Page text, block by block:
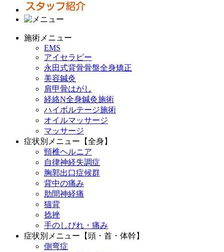
施術メニュー
EMS
アイセラピー
永田式背骨骨盤全身矯正
美容鍼灸
肩甲骨はがし
経絡N全身鍼灸施術
ハイボルテージ施術
オイルマッサージ
マッサージ
症状別メニュー【全身】
頸椎ヘルニア
自律神経失調症
胸郭出口症候群
背中の痛み
肋間神経痛
猫背
捻挫
手のしびれ・痛み
症状別メニュー【頭・首・体幹】
側弯症